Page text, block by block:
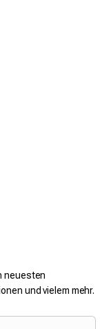
neuesten
und vielem mehr.